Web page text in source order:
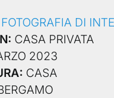
FOTOGRAFIA DI
CASA PRIVATA
2023
CASA